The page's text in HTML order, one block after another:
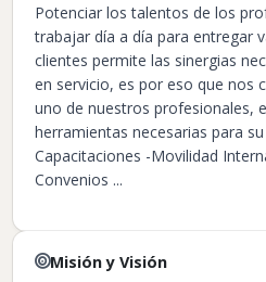
Potenciar los talentos de los
trabajar día a día para entregar
clientes permite las sinergias
en servicio, es por eso que nos
uno de nuestros profesionales,
herramientas necesarias para
Capacitaciones -Movilidad
Convenios ...
Misión y Visión